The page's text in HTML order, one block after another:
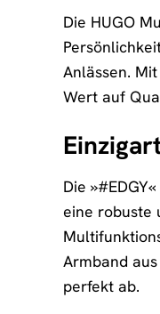
Die HUGO
Anlässen.
Wert auf
Die
eine robuste
Armband
perfekt ab.